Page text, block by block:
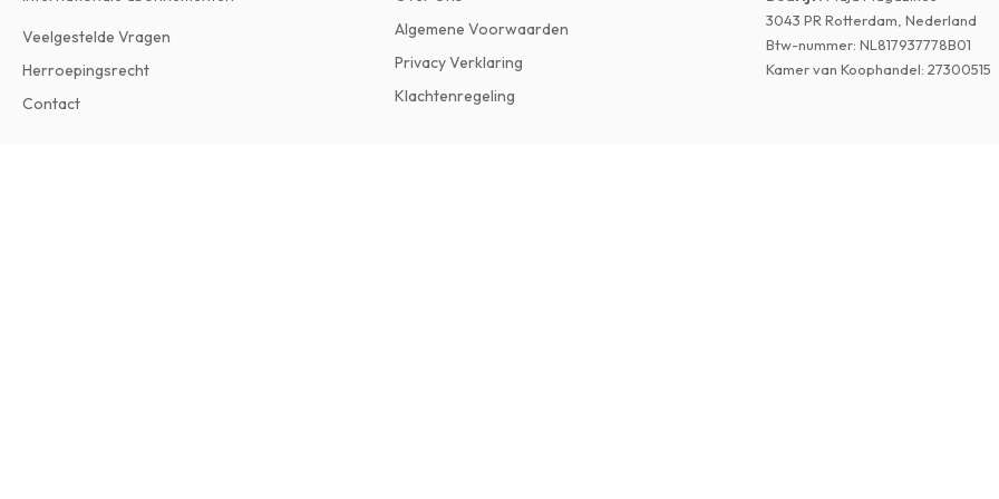
Veelgestelde Vragen
Herroepingsrecht
Contact
Algemene Voorwaarden
Privacy Verklaring
Klachtenregeling
3043 PR Rotterdam, Nederland
Btw-nummer: NL817937778B01
Kamer van Koophandel: 27300515